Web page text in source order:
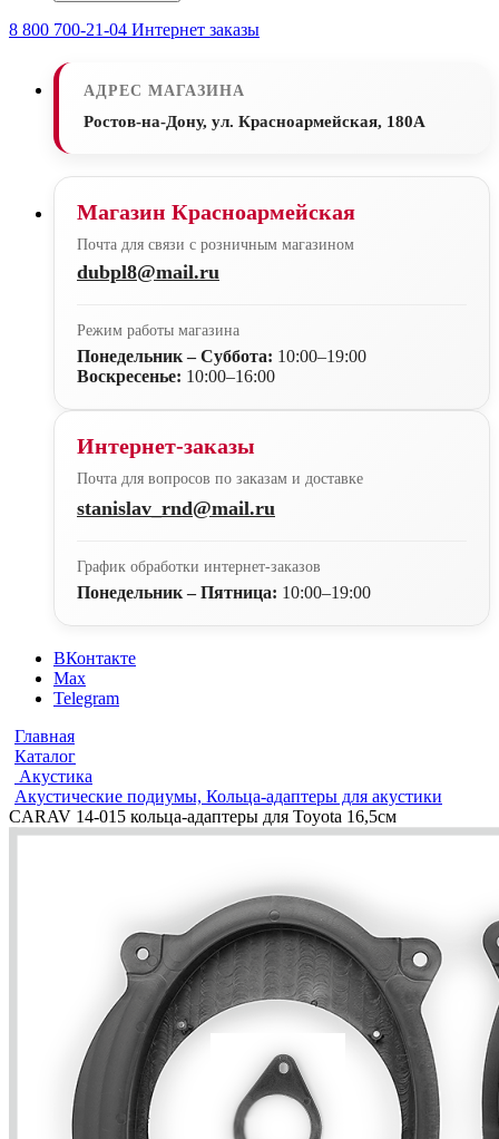
8 800 700-21-04 Интернет заказы
АДРЕС МАГАЗИНА
Ростов-на-Дону, ул. Красноармейская, 180А
Магазин Красноармейская
Почта для связи с розничным магазином
dubpl8@mail.ru
Режим работы магазина
Понедельник – Суббота: 10:00–19:00
Воскресенье: 10:00–16:00
Интернет-заказы
Почта для вопросов по заказам и доставке
stanislav_rnd@mail.ru
График обработки интернет-заказов
Понедельник – Пятница: 10:00–19:00
ВКонтакте
Max
Telegram
Главная
Каталог
Акустика
Акустические подиумы, Кольца-адаптеры для акустики
CARAV 14-015 кольца-адаптеры для Toyota 16,5см